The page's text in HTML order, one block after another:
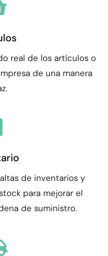
real de los artículos o
de una manera
de inventarios y
para mejorar el
de suministro.